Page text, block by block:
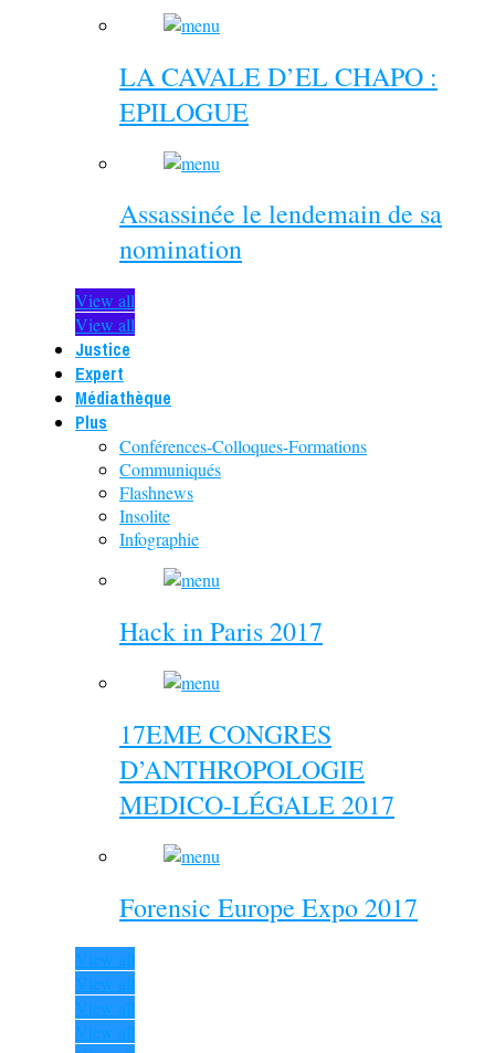
LA CAVALE D’EL CHAPO :
EPILOGUE
Assassinée le lendemain de sa
nomination
View all
View all
Justice
Expert
Médiathèque
Plus
Conférences-Colloques-Formations
Communiqués
Flashnews
Insolite
Infographie
Hack in Paris 2017
17EME CONGRES
D’ANTHROPOLOGIE
MEDICO-LÉGALE 2017
Forensic Europe Expo 2017
View all
View all
View all
View all